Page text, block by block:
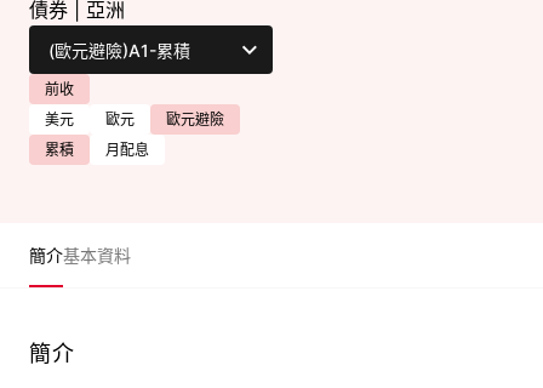
債券 亞洲
前收
美元
歐元
歐元避險
累積
月配息
簡介基本資料
簡介